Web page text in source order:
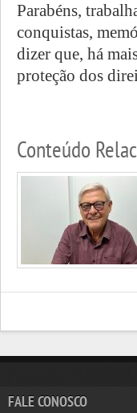
Parabéns,
conquistas,
dizer que, há
proteção dos
Conteúdo
FALE CONOSCO